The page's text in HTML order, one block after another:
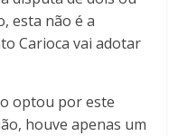
esta não é a
Carioca vai adotar
optou por este
houve apenas um